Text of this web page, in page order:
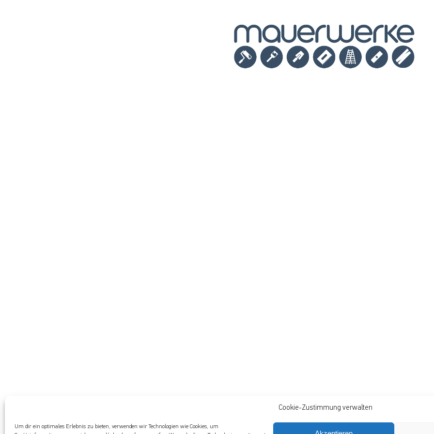
Cookie-Zustimmung verwalten
Um dir ein optimales Erlebnis zu bieten, verwenden wir Technologien wie Cookies, um